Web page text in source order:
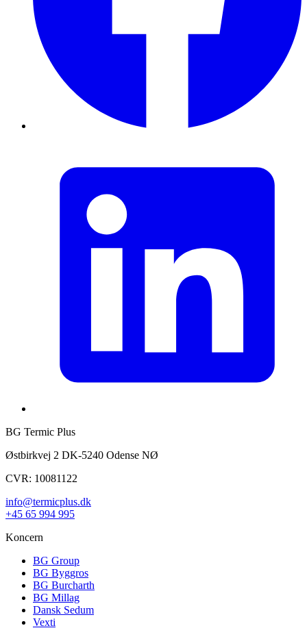
BG Termic Plus
Østbirkvej 2 DK-5240 Odense NØ
CVR: 10081122
info@termicplus.dk
+45 65 994 995
Koncern
BG Group
BG Byggros
BG Burcharth
BG Millag
Dansk Sedum
Vexti